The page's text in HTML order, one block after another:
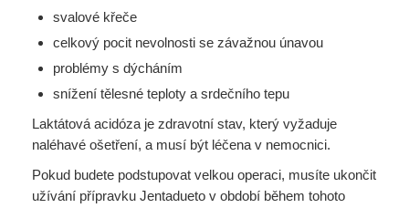
svalové křeče
celkový pocit nevolnosti se závažnou únavou
problémy s dýcháním
snížení tělesné teploty a srdečního tepu
Laktátová acidóza je zdravotní stav, který vyžaduje
naléhavé ošetření, a musí být léčena v nemocnici.
Pokud budete podstupovat velkou operaci, musíte ukončit
užívání přípravku Jentadueto v období během tohoto